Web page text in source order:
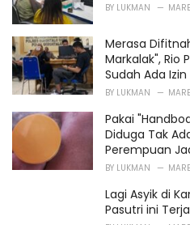
BY LUKMAN
Merasa
Markalak", Rio
Sudah Ada Izin
BY LUKMAN
Pakai
Diduga Tak
Perempuan
BY LUKMAN
Lagi Asyik di
Pasutri ini